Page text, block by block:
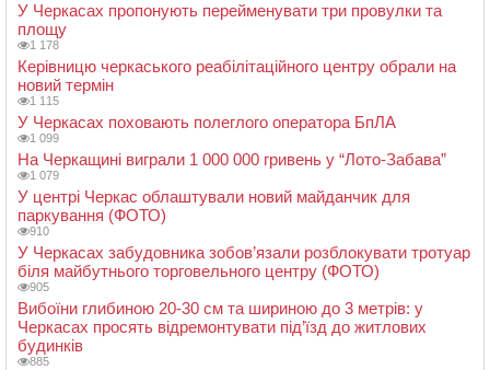
У Черкасах пропонують перейменувати три провулки та
площу
1 178
Керівницю черкаського реабілітаційного центру обрали на
новий термін
1 115
У Черкасах поховають полеглого оператора БпЛА
1 099
На Черкащині виграли 1 000 000 гривень у “Лото-Забава”
1 079
У центрі Черкас облаштували новий майданчик для
паркування (ФОТО)
910
У Черкасах забудовника зобов’язали розблокувати тротуар
біля майбутнього торговельного центру (ФОТО)
905
Вибоїни глибиною 20-30 см та шириною до 3 метрів: у
Черкасах просять відремонтувати під’їзд до житлових
будинків
885